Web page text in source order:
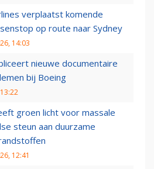
verplaatst komende
op route naar Sydney
14:03
nieuwe documentaire
bij Boeing
groen licht voor massale
steun aan duurzame
12:41